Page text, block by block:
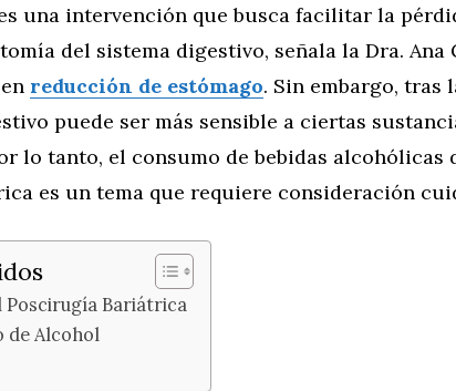
una intervención que busca facilitar la
del sistema digestivo, señala la Dra. Ana
reducción de estómago. Sin embargo, tras
puede ser más sensible a ciertas
lo tanto, el consumo de bebidas alcohólicas
es un tema que requiere consideración
Poscirugía Bariátrica
de Alcohol